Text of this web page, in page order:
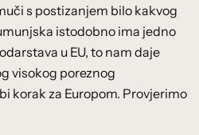
s postizanjem bilo kakvog
istodobno ima jedno
u EU, to nam daje
visokog poreznog
korak za Europom. Provjerimo